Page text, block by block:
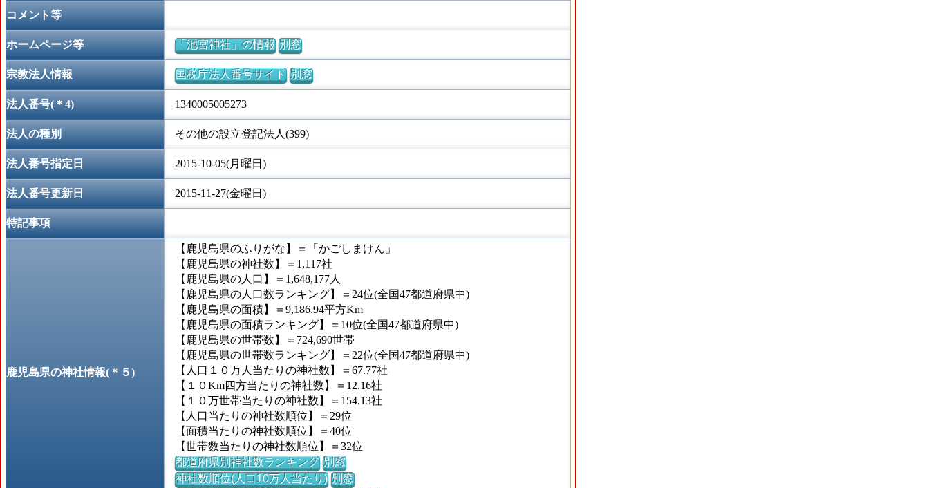
コメント等
ホームページ等 「池宮神社」の情報 別窓
宗教法人情報 国税庁法人番号サイト 別窓
法人番号(＊4) 1340005005273
法人の種別 その他の設立登記法人(399)
法人番号指定日 2015-10-05(月曜日)
法人番号更新日 2015-11-27(金曜日)
特記事項
鹿児島県の神社情報(＊５)
【鹿児島県のふりがな】＝「かごしまけん」
【鹿児島県の神社数】＝1,117社
【鹿児島県の人口】＝1,648,177人
【鹿児島県の人口数ランキング】＝24位(全国47都道府県中)
【鹿児島県の面積】＝9,186.94平方Km
【鹿児島県の面積ランキング】＝10位(全国47都道府県中)
【鹿児島県の世帯数】＝724,690世帯
【鹿児島県の世帯数ランキング】＝22位(全国47都道府県中)
【人口１０万人当たりの神社数】＝67.77社
【１０Km四方当たりの神社数】＝12.16社
【１０万世帯当たりの神社数】＝154.13社
【人口当たりの神社数順位】＝29位
【面積当たりの神社数順位】＝40位
【世帯数当たりの神社数順位】＝32位
都道府県別神社数ランキング 別窓
神社数順位(人口10万人当たり) 別窓